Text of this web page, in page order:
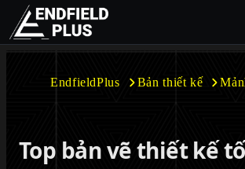
EndfieldPlus
EndfieldPlus Bản thiết kế
Top bản vẽ thiết kế